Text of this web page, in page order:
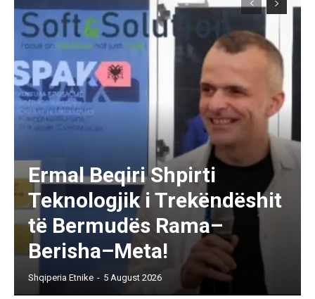
Ermal Beqiri Shpirti
Teknologjik i Trekëndëshit
të Bermudës Rama–
Berisha–Meta!
Shqiperia Etnike - 5 August 2026